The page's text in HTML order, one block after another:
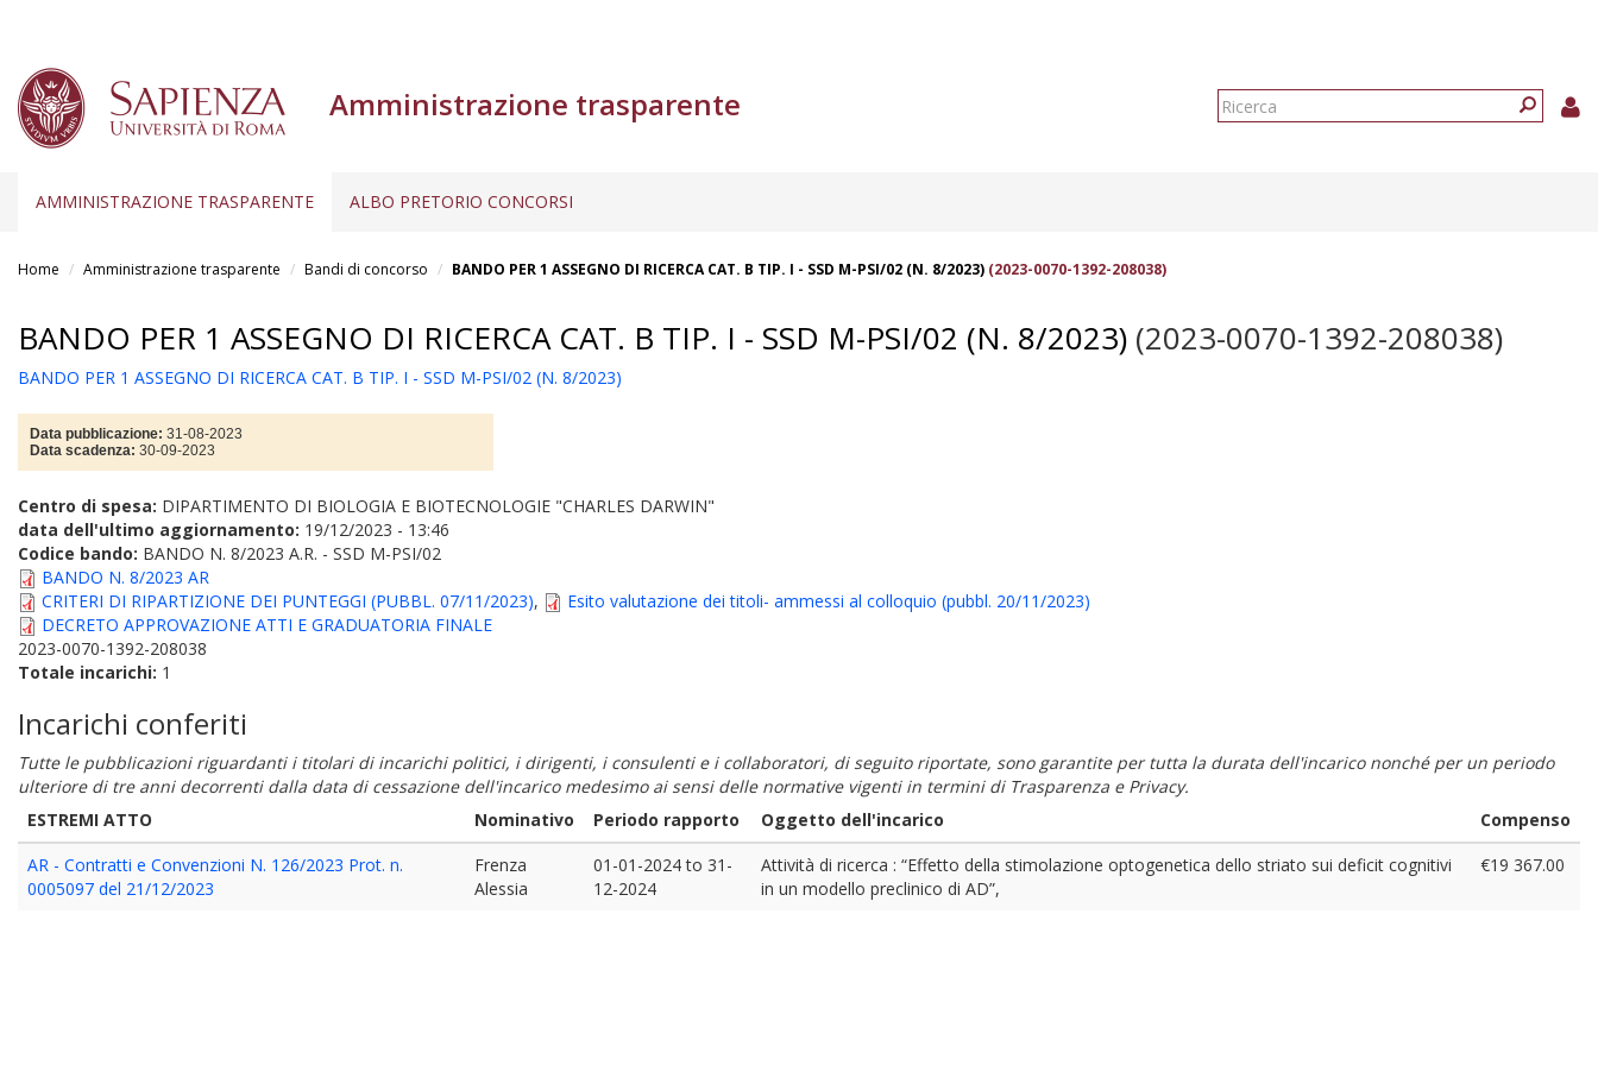
Amministrazione trasparente
Form
AMMINISTRAZIONE TRASPARENTE ALBO PRETORIO CONCORSI
Home Amministrazione trasparente Bandi di concorso BANDO PER 1 ASSEGNO DI RICERCA CAT. B TIP. I - SSD M-PSI/02 (N. 8/2023) (2023-0070-1392-208038)
BANDO PER 1 ASSEGNO DI RICERCA CAT. B TIP. I - SSD M-PSI/02 (N. 8/2023) (2023-0070-1392-208038)
BANDO PER 1 ASSEGNO DI RICERCA CAT. B TIP. I - SSD M-PSI/02 (N. 8/2023)
Data pubblicazione: 31-08-2023
Data scadenza: 30-09-2023
Centro di spesa: DIPARTIMENTO DI BIOLOGIA E BIOTECNOLOGIE "CHARLES DARWIN"
data dell'ultimo aggiornamento: 19/12/2023 - 13:46
Codice bando: BANDO N. 8/2023 A.R. - SSD M-PSI/02
BANDO N. 8/2023 AR
CRITERI DI RIPARTIZIONE DEI PUNTEGGI (PUBBL. 07/11/2023),
Esito valutazione dei titoli- ammessi al colloquio (pubbl. 20/11/2023)
DECRETO APPROVAZIONE ATTI E GRADUATORIA FINALE
2023-0070-1392-208038
Totale incarichi: 1
Incarichi conferiti
Tutte le pubblicazioni riguardanti i titolari di incarichi politici, i dirigenti, i consulenti e i collaboratori, di seguito riportate, sono garantite per tutta la durata dell'incarico nonché per un periodo
ulteriore di tre anni decorrenti dalla data di cessazione dell'incarico medesimo ai sensi delle normative vigenti in termini di Trasparenza e Privacy.
ESTREMI ATTO
Nominativo Periodo rapporto Oggetto dell'incarico
Compenso
AR - Contratti e Convenzioni N. 126/2023 Prot. n.
0005097 del 21/12/2023
Frenza
Alessia
01-01-2024to 31-
12-2024
Attività di ricerca : “Effetto della stimolazione optogenetica dello striato sui deficit cognitivi
in un modello preclinico di AD”,
€19 367.00